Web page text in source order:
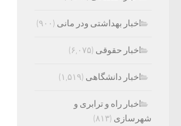
اخبار بهداشتی ودر مانی (۹۰۰)
اخبار حقوقی (۶,۰۷۵)
اخبار دانشگاهی (۱,۵۱۹)
اخبار راه و ترابری و
شهرسازی (۸۱۳)